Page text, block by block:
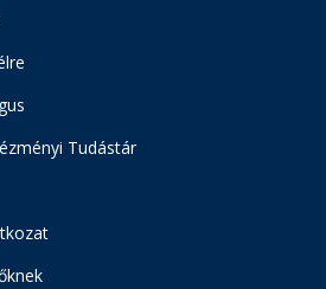
Tudástár